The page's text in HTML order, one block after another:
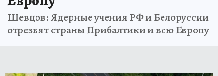
Шевцов: Ядерные учения РФ и Белоруссии
отрезвят страны Прибалтики и всю Европу